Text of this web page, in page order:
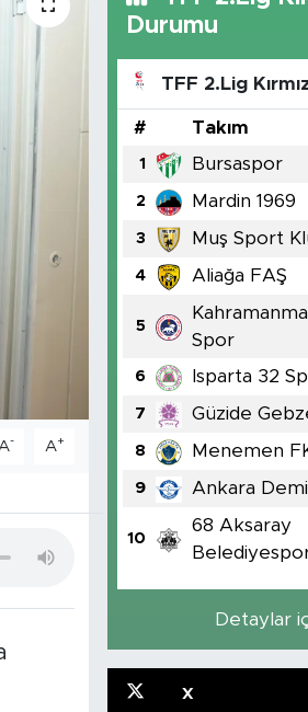
A- A+
Durumu
TFF 2.Lig
# Takım
1 Bursaspor
2 Mardin 1969
3 Muş Sport
4 Aliağa FAŞ
5
Spor
6 Isparta 32
7 Güzide
8 Menemen
9 Ankara
10
68 Aksaray
Detaylar
X